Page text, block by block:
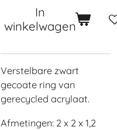
In
winkelwagen
Verstelbare zwart
gecoate ring van
gerecycled acrylaat.
Afmetingen: 2 x 2 x 1,2